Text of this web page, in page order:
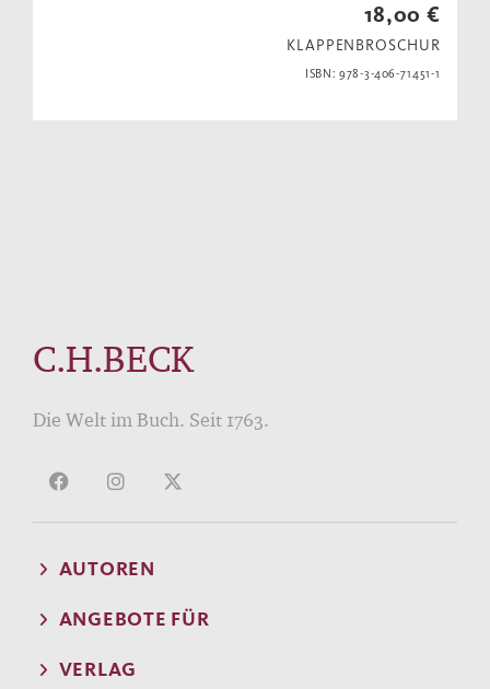
18,00 €
KLAPPENBROSCHUR
ISBN: 978-3-406-71451-1
C.H.BECK
Die Welt im Buch. Seit 1763.
AUTOREN
ANGEBOTE FÜR
VERLAG